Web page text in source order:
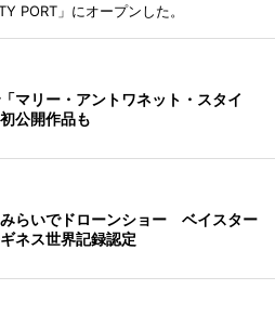
PORT」にオープンした。
マリー・アントワネット・スタイ
公開作品も
らいでドローンショー ベイスター
ネス世界記録認定